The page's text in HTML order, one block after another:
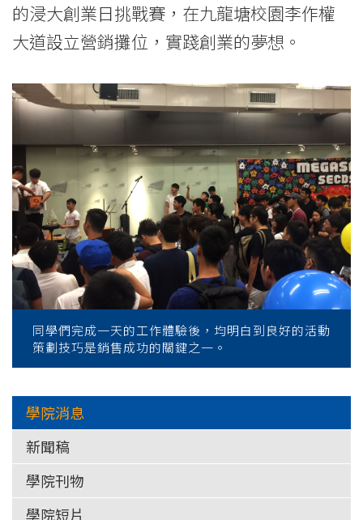
學
院
消
息
國
際
學
院
香
港
浸
會
大
的浸大創業日挑戰賽，在九龍塘校園李作權
大道設立營銷攤位，實踐創業的夢想。
同學們完成一天的工作體驗後，均明白到良好的活動
策劃技巧是銷售成功的關鍵之一。
學院消息
新聞稿
學院刊物
學院短片